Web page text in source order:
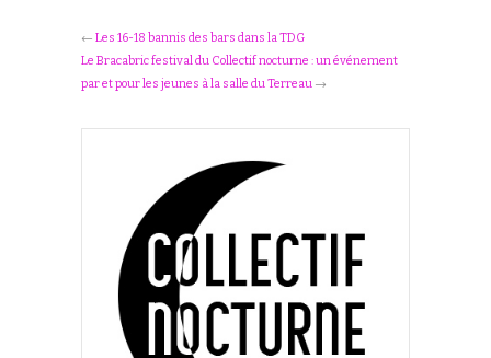
← Les 16-18 bannis des bars dans la TDG
Le Bracabric festival du Collectif nocturne : un événement
par et pour les jeunes à la salle du Terreau →